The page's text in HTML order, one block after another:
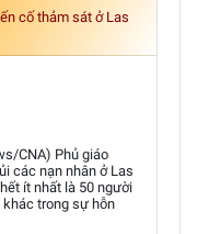
cố thảm sát ở Las
CNA) Phủ giáo
các nạn nhân ở Las
ít nhất là 50 người
trong sự hỗn